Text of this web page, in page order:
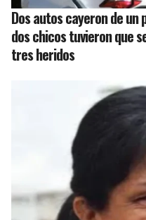
Dos autos cayeron de
dos chicos tuvieron que
tres heridos